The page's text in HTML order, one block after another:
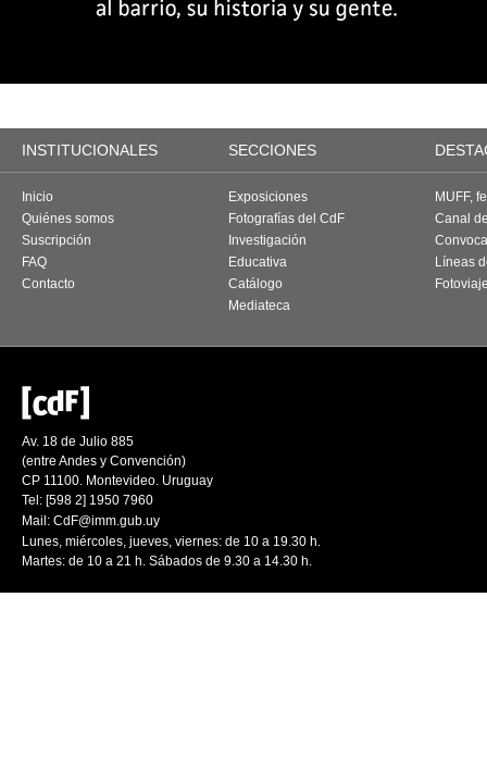
INSTITUCIONALES SECCIONES
Inicio
Quiénes somos
Suscripción
FAQ
Contacto
Exposiciones
Fotografías del CdF
Investigación
Educativa
Catálogo
Mediateca
MUFF,
Canal
Líneas
Av. 18 de Julio 885
(entre Andes y Convención)
CP 11100. Montevideo. Uruguay
Tel: [598 2] 1950 7960
Mail: CdF@imm.gub.uy
Lunes, miércoles, jueves, viernes: de 10 a 19.30 h.
Martes: de 10 a 21 h. Sábados de 9.30 a 14.30 h.